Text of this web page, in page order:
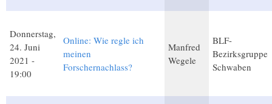
Donnerstag,
24. Juni
2021 -
19:00
Online: Wie regle ich
meinen
Forschernachlass?
Manfred
Wegele
BLF-
Bezirksgruppe
Schwaben